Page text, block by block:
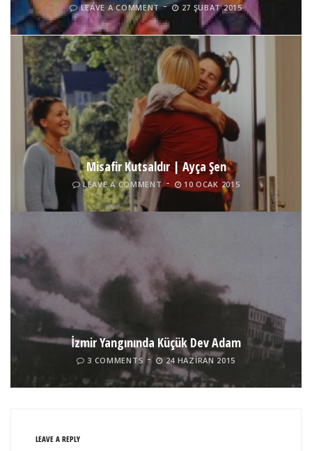
LEAVE A COMMENT 27 ŞUBAT 2015
LEAVE A COMMENT 12 AĞUSTOS 2015
Misafir Kutsaldır | Ayça Şen
LEAVE A COMMENT 10 OCAK 2015
İzmir Yangınında Küçük Dev Adam
3 COMMENTS 24 HAZIRAN 2015
LEAVE A REPLY